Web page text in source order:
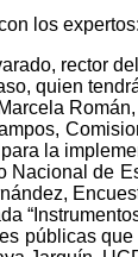
los expertos:
rector
quien
la
Nacional de
públicas